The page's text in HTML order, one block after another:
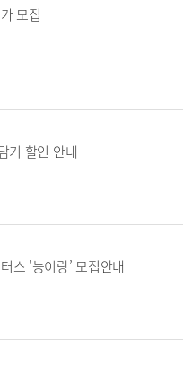
모집
기 할인 안내
스 '능이랑’ 모집안내